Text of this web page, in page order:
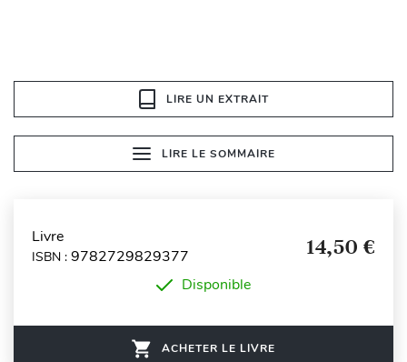
LIRE UN EXTRAIT
LIRE LE SOMMAIRE
Livre
ISBN : 9782729829377 14,50 €
Disponible
ACHETER LE LIVRE